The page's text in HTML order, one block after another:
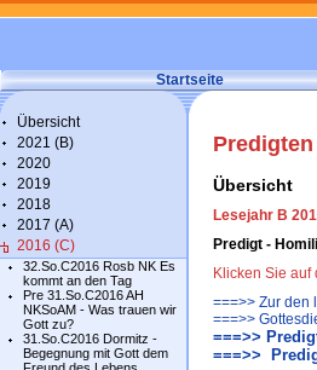
Startseite
Übersicht
2021 (B)
2020
2019
2018
2017 (A)
2016 (C)
32.So.C2016 Rosb NK Es
kommt an den Tag
Pre 31.So.C2016 AH
NKSoAM - Was trauen wir
Gott zu?
31.So.C2016 Dormitz -
Begegnung mit Gott dem
Predigten
Übersicht
Lesejahr B
Predigt -
Klicken Sie auf
===>> Zur den
===>>
===>>
===>>